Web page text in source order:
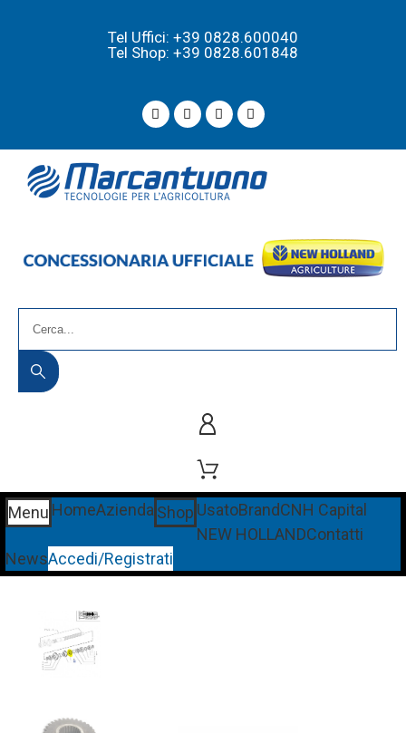
Tel Uffici: +39 0828.600040
Tel Shop: +39 0828.601848
Menu HomeAzienda Shop UsatoBrandCNH Capital
NEW HOLLANDContatti
NewsAccedi/Registrati